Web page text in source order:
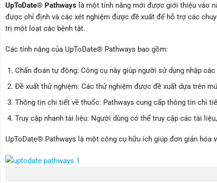
UpToDate® Pathways là một tính năng mới được giới thiệu vào
được chỉ định và các xét nghiệm được đề xuất để hỗ trợ các
trị một loạt các bệnh tật.
Các tính năng của UpToDate® Pathways bao gồm:
Chẩn đoán tự động: Công cụ này giúp người sử dụng nhập
Đề xuất thử nghiệm: Các thử nghiệm được đề xuất dựa trên
Thông tin chi tiết về thuốc: Pathways cung cấp thông tin chi
Truy cập nhanh tài liệu: Người dùng có thể truy cập các tài
UpToDate® Pathways là một công cụ hữu ích giúp đơn giản hóa